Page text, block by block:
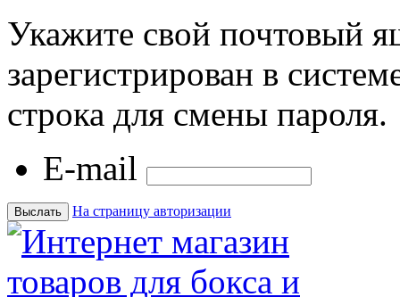
Укажите свой почтовый
зарегистрирован в
строка для смены пароля.
E-mail
На страницу авторизации